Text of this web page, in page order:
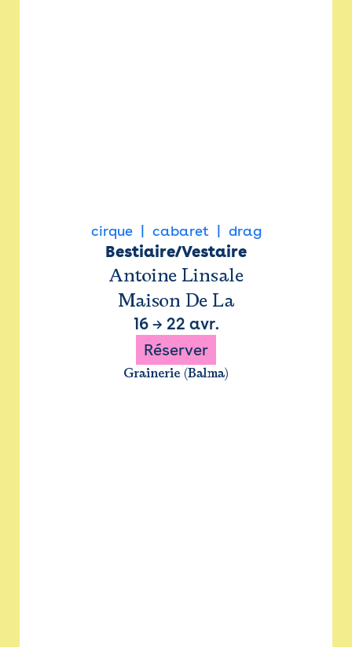
cirque cabaret drag
Bestiaire/Vestaire
Antoine Linsale
Maison De La
16→ 22 avr.
Réserver
Grainerie (Balma)